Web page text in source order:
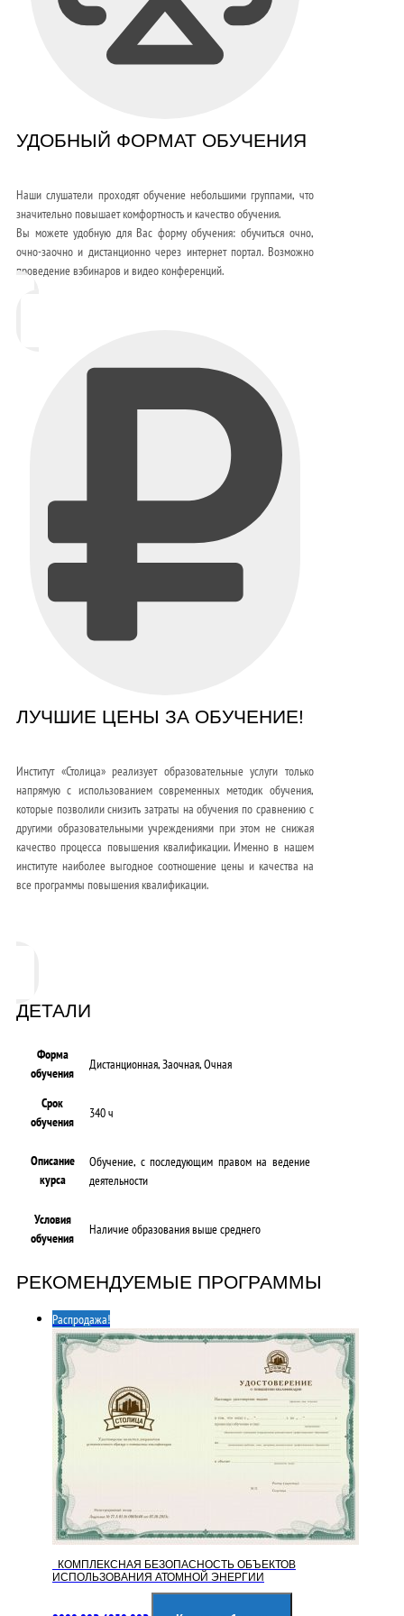
УДОБНЫЙ ФОРМАТ ОБУЧЕНИЯ
Наши слушатели проходят обучение небольшими группами, что
значительно повышает комфортность и качество обучения.
Вы можете удобную для Вас форму обучения: обучиться очно,
очно-заочно и дистанционно через интернет портал. Возможно
проведение вэбинаров и видео конференций.
ЛУЧШИЕ ЦЕНЫ ЗА ОБУЧЕНИЕ!
Институт «Столица» реализует образовательные услуги только
напрямую с использованием современных методик обучения,
которые позволили снизить затраты на обучения по сравнению с
другими образовательными учреждениями при этом не снижая
качество процесса повышения квалификации. Именно в нашем
институте наиболее выгодное соотношение цены и качества на
все программы повышения квалификации.
ДЕТАЛИ
Форма
обучения
Дистанционная, Заочная, Очная
Срок
обучения
340 ч
Описание
курса
Обучение, с последующим правом на ведение
деятельности
Условия
обучения
Наличие образования выше среднего
РЕКОМЕНДУЕМЫЕ ПРОГРАММЫ
Распродажа!
КОМПЛЕКСНАЯ БЕЗОПАСНОСТЬ ОБЪЕКТОВ
ИСПОЛЬЗОВАНИЯ АТОМНОЙ ЭНЕРГИИ